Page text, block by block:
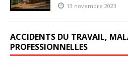
13 novembre 2023
ACCIDENTS DU TRAVAIL,
PROFESSIONNELLES